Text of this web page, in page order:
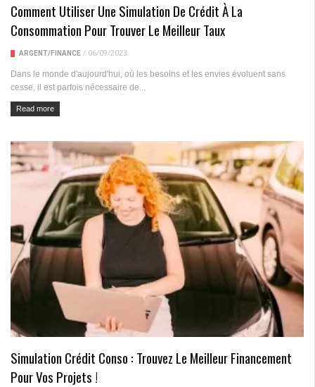
Comment Utiliser Une Simulation De Crédit À La
Consommation Pour Trouver Le Meilleur Taux
ARGENT/FINANCE / 06/09/2023
Dans le monde d'aujourd'hui, où les besoins et les envies évoluent sans
cesse, il est parfois nécessaire de...
Read more
Simulation Crédit Conso : Trouvez Le Meilleur Financement
Pour Vos Projets !